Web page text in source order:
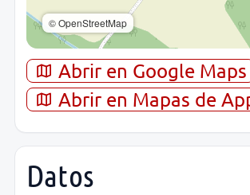
© OpenStreetMap
Abrir en Google Maps
Abrir en Mapas de
Datos